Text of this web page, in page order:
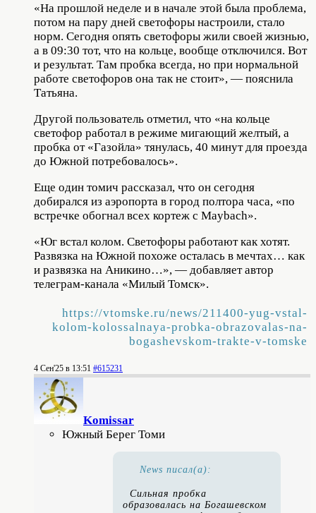
«На прошлой неделе и в начале этой была проблема,
потом на пару дней светофоры настроили, стало
норм. Сегодня опять светофоры жили своей жизнью,
а в 09:30 тот, что на кольце, вообще отключился. Вот
и результат. Там пробка всегда, но при нормальной
работе светофоров она так не стоит», — пояснила
Татьяна.
Другой пользователь отметил, что «на кольце
светофор работал в режиме мигающий желтый, а
пробка от «Газойла» тянулась, 40 минут для проезда
до Южной потребовалось».
Еще один томич рассказал, что он сегодня
добирался из аэропорта в город полтора часа, «по
встречке обогнал всех кортеж с Maybach».
«Юг встал колом. Светофоры работают как хотят.
Развязка на Южной похоже осталась в мечтах… как
и развязка на Аникино…», — добавляет автор
телеграм-канала «Милый Томск».
https://vtomske.ru/news/211400-yug-vstal-
kolom-kolossalnaya-probka-obrazovalas-na-
bogashevskom-trakte-v-tomske
4 Сен'25 в 13:51 #615231
Komissar
Южный Берег Томи
News писал(а):
Сильная пробка
образовалась на Богашевском